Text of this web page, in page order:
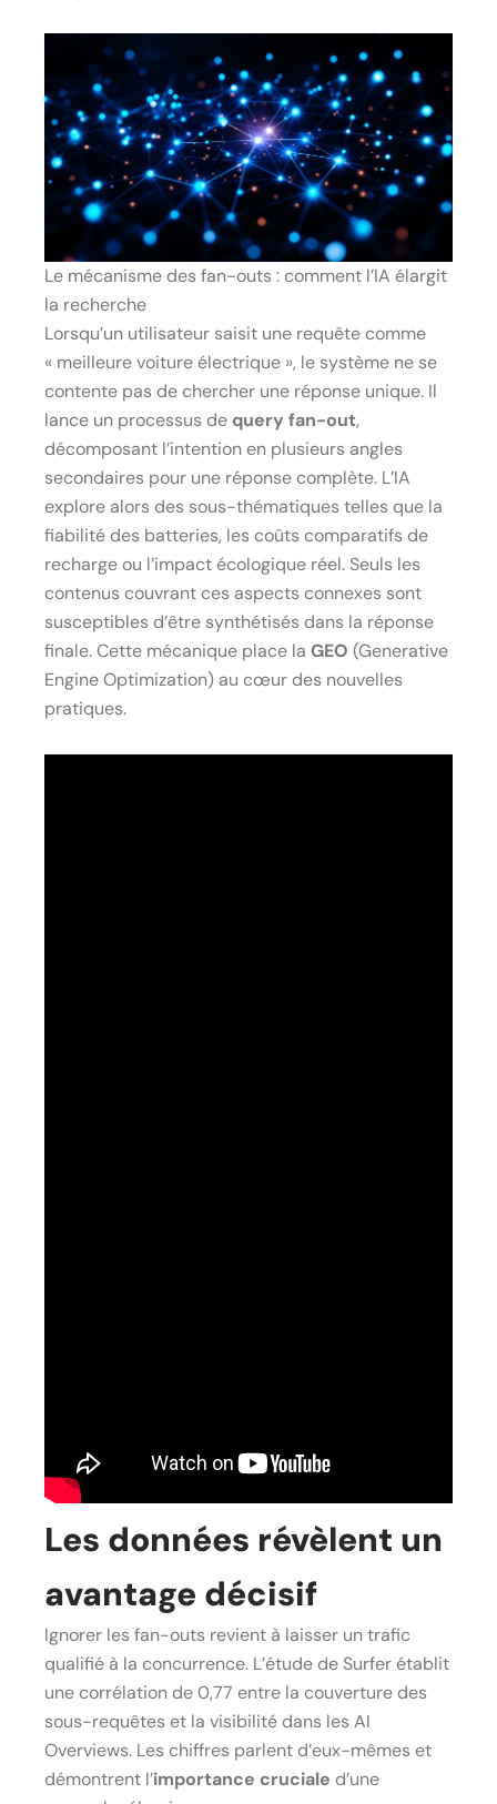
Le mécanisme des fan-outs : comment l’IA élargit
la recherche
Lorsqu’un utilisateur saisit une requête comme
« meilleure voiture électrique », le système ne se
contente pas de chercher une réponse unique. Il
lance un processus de query fan-out,
décomposant l’intention en plusieurs angles
secondaires pour une réponse complète. L’IA
explore alors des sous-thématiques telles que la
fiabilité des batteries, les coûts comparatifs de
recharge ou l’impact écologique réel. Seuls les
contenus couvrant ces aspects connexes sont
susceptibles d’être synthétisés dans la réponse
finale. Cette mécanique place la GEO (Generative
Engine Optimization) au cœur des nouvelles
pratiques.
Les données révèlent un
avantage décisif
Ignorer les fan-outs revient à laisser un trafic
qualifié à la concurrence. L’étude de Surfer établit
une corrélation de 0,77 entre la couverture des
sous-requêtes et la visibilité dans les AI
Overviews. Les chiffres parlent d’eux-mêmes et
démontrent l’importance cruciale d’une